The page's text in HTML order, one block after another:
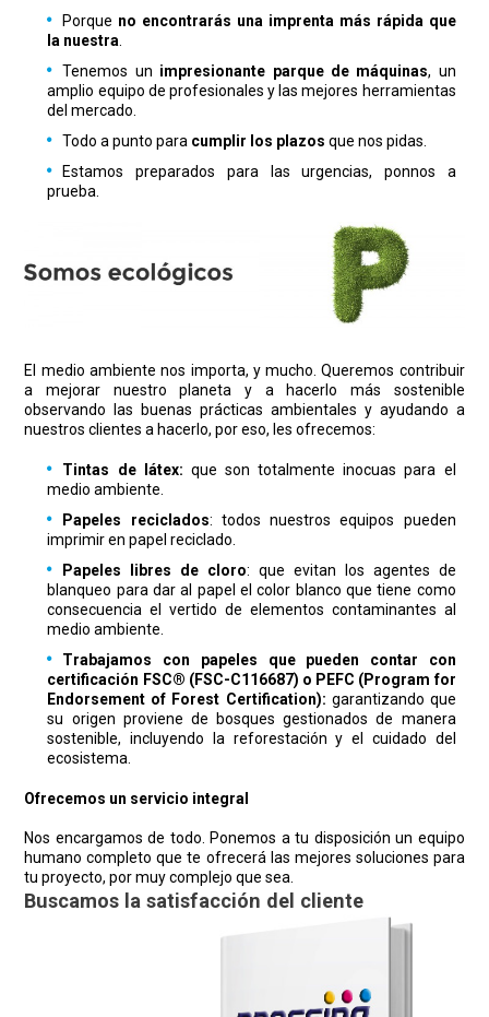
Porque no encontrarás una imprenta más rápida que
la nuestra
Tenemos un impresionante parque de máquinas, un
amplio equipo de profesionales y las mejores herramientas
del mercado.
Todo a punto para cumplir los plazos que nos pidas.
Estamos preparados para las urgencias, ponnos a
prueba.
El medio ambiente nos importa, y mucho. Queremos contribuir
a mejorar nuestro planeta y a hacerlo más sostenible
observando las buenas prácticas ambientales y ayudando a
nuestros clientes a hacerlo, por eso, les ofrecemos:
Tintas de látex: que son totalmente inocuas para el
medio ambiente.
Papeles reciclados: todos nuestros equipos pueden
imprimir en papel reciclado.
Papeles libres de cloro: que evitan los agentes de
blanqueo para dar al papel el color blanco que tiene como
consecuencia el vertido de elementos contaminantes al
medio ambiente.
Trabajamos con papeles que pueden contar con
certificación FSC® (FSC-C116687) o PEFC (Program for
Endorsement of Forest Certification): garantizando que
su origen proviene de bosques gestionados de manera
sostenible, incluyendo la reforestación y el cuidado del
ecosistema.
Ofrecemos un servicio integral
Nos encargamos de todo. Ponemos a tu disposición un equipo
humano completo que te ofrecerá las mejores soluciones para
tu proyecto, por muy complejo que sea.
Buscamos la satisfacción del cliente